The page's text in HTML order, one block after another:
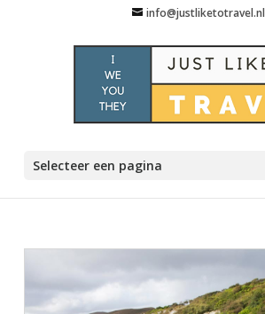
info@justliketotravel.nl
Selecteer een pagina